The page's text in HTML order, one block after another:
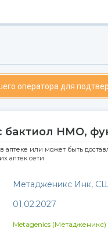
оператора для
бактиол НМО,
аптеке или может быть
аптек сети
Метадженикс Инк,
01.02.2027
Metagenics (Метадженикс)